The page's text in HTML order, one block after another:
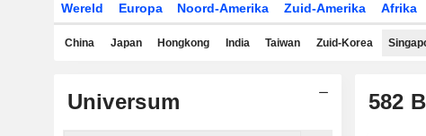
Wereld Europa Noord-Amerika Zuid-Amerika Afrika
China Japan Hongkong India Taiwan Zuid-Korea
Universum 582